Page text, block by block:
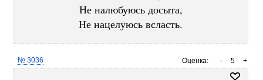
Не налюбуюсь досыта,
Не нацелуюсь всласть.
Оценка: +
5
-
№ 3036